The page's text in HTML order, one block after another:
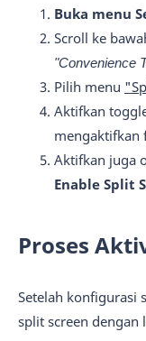
Buka menu
Scroll ke
"Convenience
Pilih menu
Aktifkan
mengaktifkan
Aktifkan juga
Enable Split
Proses
Setelah konfigurasi
split screen dengan